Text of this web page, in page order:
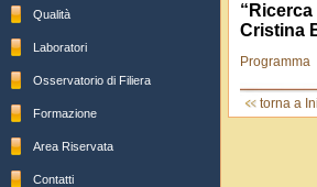
Qualità
Laboratori
Osservatorio di Filiera
Formazione
Area Riservata
Contatti
Cristina
Programma
torna a